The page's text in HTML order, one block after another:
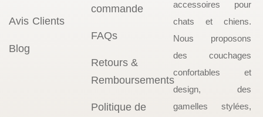
Avis Clients
Blog
commande
FAQs
Retours &
Remboursements
Politique de
accessoires pour
chats et chiens.
Nous proposons
des couchages
confortables et
design, des
gamelles stylées,